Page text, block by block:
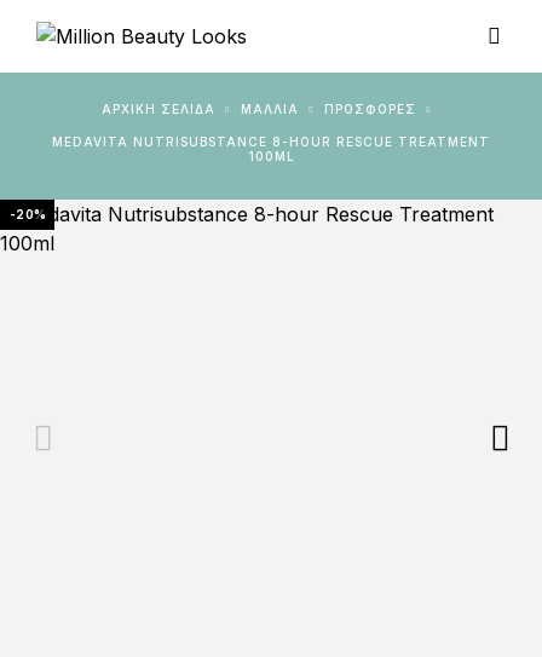
ΑΡΧΙΚΉ ΣΕΛΊΔΑ ΜΑΛΛΙΑ ΠΡΟΣΦΟΡΈΣ
MEDAVITA NUTRISUBSTANCE 8-HOUR RESCUE TREATMENT
100ML
-20%